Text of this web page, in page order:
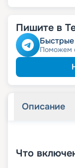
Пишите в
Поможем
Описание
Что